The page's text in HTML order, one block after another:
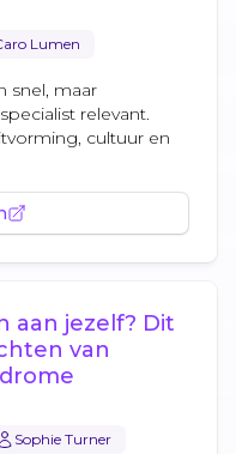
Lumen
snel, maar
relevant.
cultuur en
aan jezelf? Dit
van
Sophie Turner